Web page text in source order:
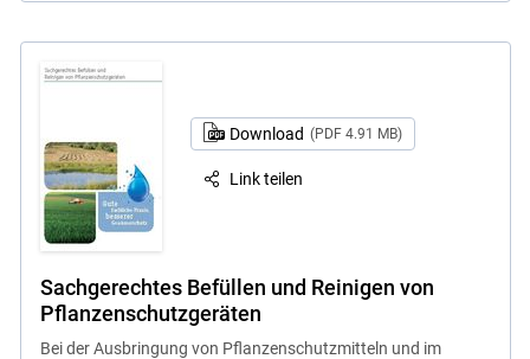
Download (PDF 4.91 MB)
Link teilen
Sachgerechtes Befüllen und Reinigen von
Pflanzenschutzgeräten
Bei der Ausbringung von Pflanzenschutzmitteln und im